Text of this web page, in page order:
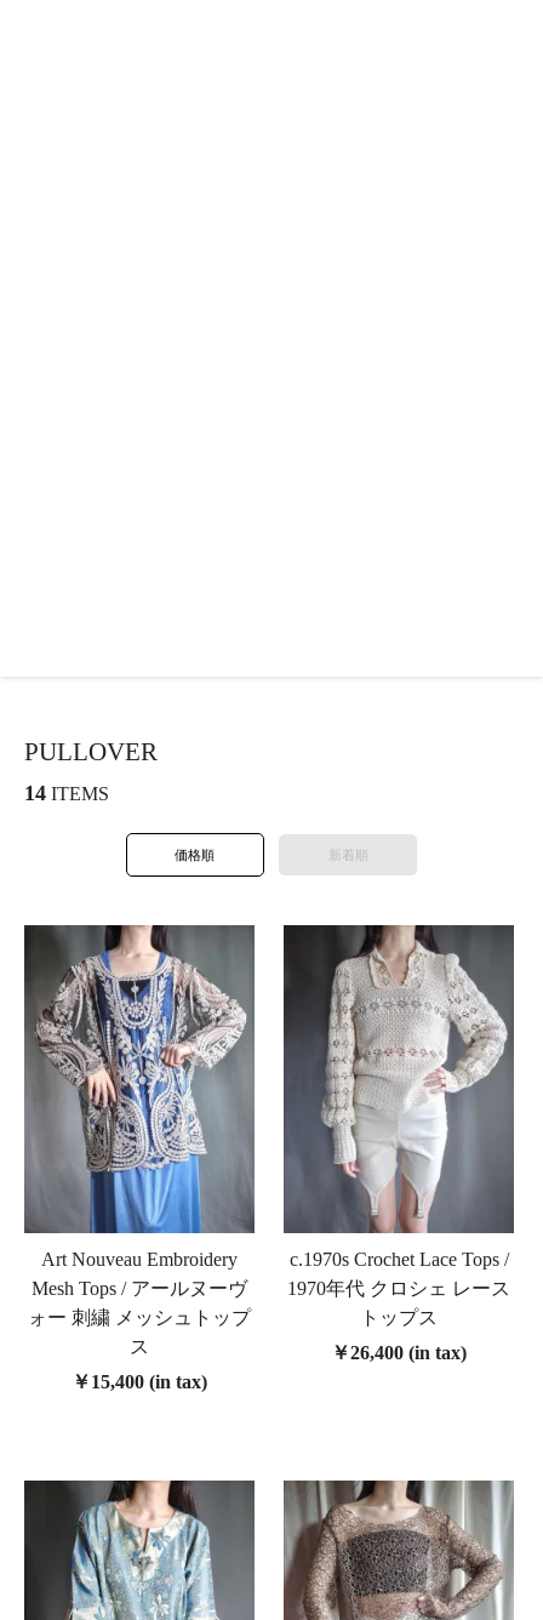
PULLOVER
14 ITEMS
価格順 新着順
Art Nouveau Embroidery
Mesh Tops / アールヌーヴ
ォー 刺繍 メッシュトップ
ス
￥15,400 (in tax)
c.1970s Crochet Lace Tops /
1970年代 クロシェ レース
トップス
￥26,400 (in tax)